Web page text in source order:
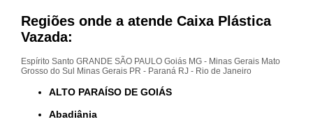
Regiões onde a atende Caixa Plástica
Vazada:
Espírito Santo GRANDE SÃO PAULO Goiás MG - Minas Gerais Mato
Grosso do Sul
Minas Gerais PR - Paraná RJ - Rio de Janeiro
ALTO PARAÍSO DE GOIÁS
Abadiânia